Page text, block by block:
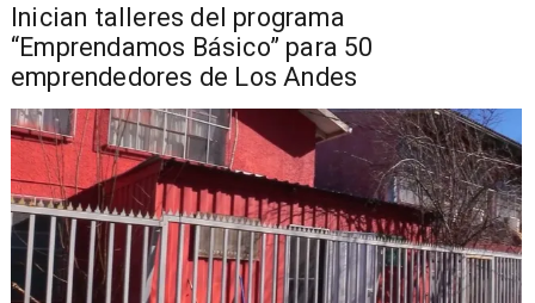
Inician talleres del programa
“Emprendamos Básico” para 50
emprendedores de Los Andes